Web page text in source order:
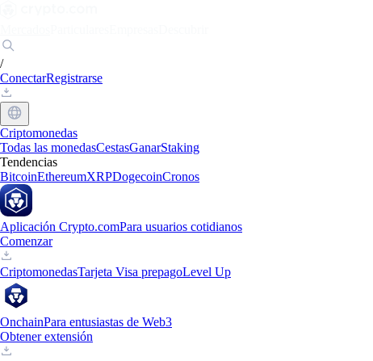
/
ConectarRegistrarse
Criptomonedas
Todas las monedasCestasGanarStaking
Tendencias
BitcoinEthereumXRPDogecoinCronos
Aplicación Crypto.comPara usuarios cotidianos
Comenzar
CriptomonedasTarjeta Visa prepagoLevel Up
OnchainPara entusiastas de Web3
Obtener extensión